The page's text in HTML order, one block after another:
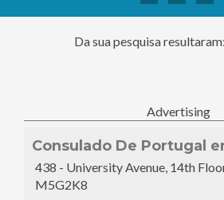
Da sua pesquisa resultaram:
Advertising
Consulado De Portugal
438 - University Avenue, 14th
M5G2K8